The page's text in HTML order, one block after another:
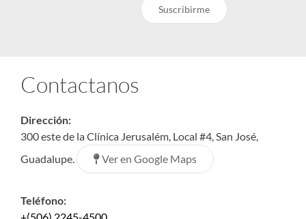
Suscribirme
Contactanos
Dirección:
300 este de la Clínica Jerusalém, Local #4, San José,
Guadalupe.
Ver en Google Maps
Teléfono: